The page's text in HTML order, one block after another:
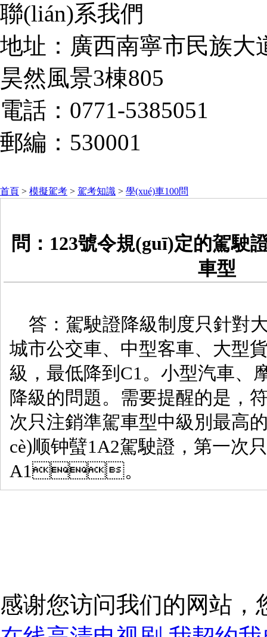
聯(lián)系我們
地址：廣西南寧市民族大
昊然風景3棟805
電話：0771-5385051
郵編：530001
首頁 > 模擬駕考 > 駕考知識 > 學(xué)車100問
問：123號令規(guī)定的駕駛
車型
答：駕駛證降級制度只針對大型客
城市公交車、中型客車、大型貨
級，最低降到C1。小型汽車
降級的問題。需要提醒的是
次只注銷準駕車型中級別最高的一
cè)顺钟蠥1A2駕駛證，第一次
A1。
感谢您访问我们的网站，